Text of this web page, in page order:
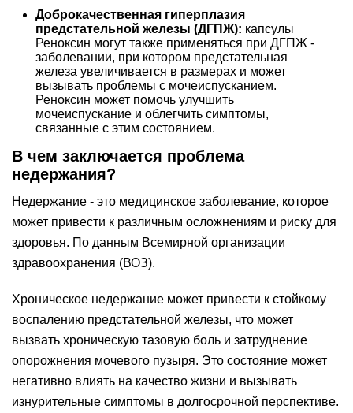
Доброкачественная гиперплазия
предстательной железы (ДГПЖ): капсулы
Реноксин могут также применяться при ДГПЖ -
заболевании, при котором предстательная
железа увеличивается в размерах и может
вызывать проблемы с мочеиспусканием.
Реноксин может помочь улучшить
мочеиспускание и облегчить симптомы,
связанные с этим состоянием.
В чем заключается проблема
недержания?
Недержание - это медицинское заболевание, которое
может привести к различным осложнениям и риску для
здоровья. По данным Всемирной организации
здравоохранения (ВОЗ).
Хроническое недержание может привести к стойкому
воспалению предстательной железы, что может
вызвать хроническую тазовую боль и затруднение
опорожнения мочевого пузыря. Это состояние может
негативно влиять на качество жизни и вызывать
изнурительные симптомы в долгосрочной перспективе.